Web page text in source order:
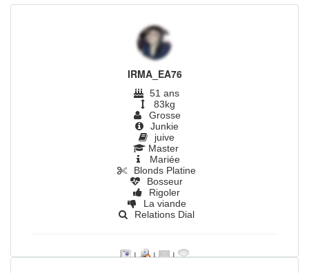
IRMA_EA76
51 ans
83kg
Grosse
Junkie
juive
Master
Mariée
Blonds Platine
Bosseur
Rigoler
La viande
Relations Dial
| | |